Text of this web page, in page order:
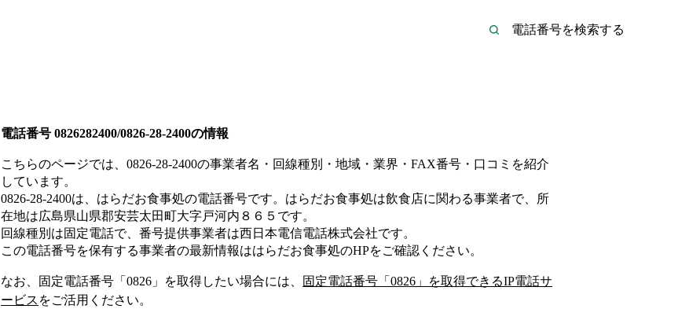
電話番号 0826282400/0826-28-2400の情報
こちらのページでは、 0826-28-2400の事業者名・回線種別・地域・業界・FAX番号・口コミを紹介
しています。
0826-28-2400は、 はらだお食事処の電話番号です。 はらだお食事処は飲食店に関わる事業者で、所
在地は広島県山県郡安芸太田町大字戸河内８６５ です。
回線種別は固定電話で、番号提供事業者は西日本電信電話株式会社です。
この電話番号を保有する事業者の最新情報ははらだお食事処のHPをご確認ください。
なお、固定電話番号「 0826 」を取得したい場合には、 固定電話番号「 0826 」を取得できるIP電話サ
ービス をご活用ください。